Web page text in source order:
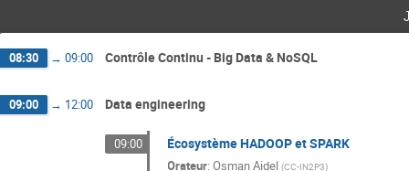
08:30 → 09:00 Contrôle Continu - Big Data & NoSQL
09:00 → 12:00 Data engineering
09:00 Écosystème HADOOP et SPARK
Orateur:Osman Aidel (CC-IN2P3)